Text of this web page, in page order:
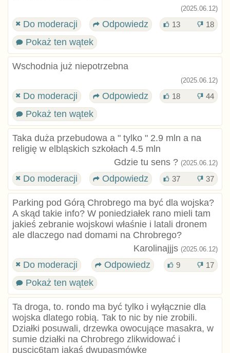
(2025.06.12)
Do moderacji Odpowiedz 13 18
Pokaż ten wątek
Wschodnia już niepotrzebna
(2025.06.12)
Do moderacji Odpowiedz 18 44
Pokaż ten wątek
Taka duża przebudowa a " tylko " 2.9 mln a na
religię w elbląskich szkołach 4.5 mln
Gdzie tu sens ? (2025.06.12)
Do moderacji Odpowiedz 37 37
Parking pod Górą Chrobrego ma być dla wojska?
A skąd takie info? W poniedziałek rano mieli tam
jakieś zebranie wojskowi właśnie i latali dronem
ale dlaczego nad domami na Chrobrego?
Karolinajjjs (2025.06.12)
Do moderacji Odpowiedz 9 17
Pokaż ten wątek
Ta droga, to. rondo ma być tylko i wyłącznie dla
wojska dlatego robią. Tak to nic by nie zrobili.
Działki posuwali, drzewka owocujące masakra, w
sumie działki na Chrobrego zlikwidować i
puscic6tam jakaś dwupasmówkę